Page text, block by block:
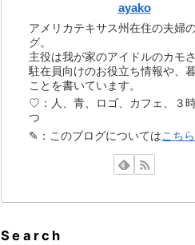
ayako
アメリカテキサス州在住の夫婦
グ。
主役は我が家のアイドルのカモさ
駐在員向けのお役立ち情報や、
ことを書いています。
♡：人、青、ロゴ、カフェ、３
つ
✎：このブログについてはこちら
Search